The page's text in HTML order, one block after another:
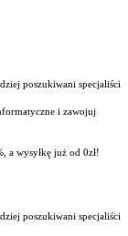
poszukiwani specjaliści
i zawojuj
a wysyłkę już od 0zł!
poszukiwani specjaliści